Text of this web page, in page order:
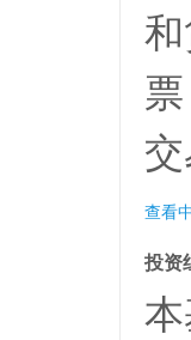
查看
投资